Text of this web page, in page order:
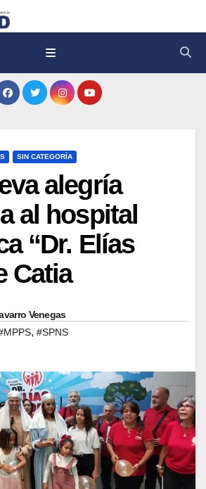
SIN CATEGORÍA
alegría
al hospital
“Dr. Elías
Catia
Venegas
, #SPNS